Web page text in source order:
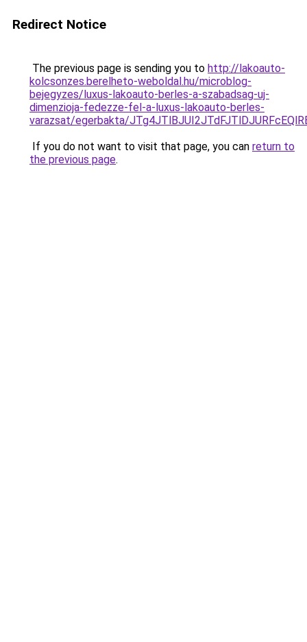
Redirect Notice
The previous page is sending you to http://lakoauto-
kolcsonzes.berelheto-weboldal.hu/microblog-
bejegyzes/luxus-lakoauto-berles-a-szabadsag-uj-
dimenzioja-fedezze-fel-a-luxus-lakoauto-berles-
varazsat/egerbakta/
If you do not want to visit that page, you can return to
the previous page.